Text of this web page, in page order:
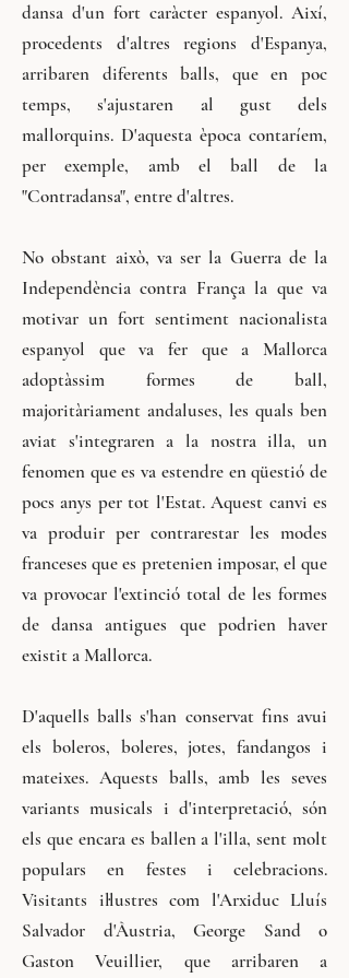
dansa d'un fort caràcter espanyol. Així,
procedents d'altres regions d'Espanya,
arribaren diferents balls, que en poc
temps, s'ajustaren al gust dels
mallorquins. D'aquesta època contaríem,
per exemple, amb el ball de la
"Contradansa", entre d'altres.
No obstant això, va ser la Guerra de la
Independència contra França la que va
motivar un fort sentiment nacionalista
espanyol que va fer que a Mallorca
adoptàssim formes de ball,
majoritàriament andaluses, les quals ben
aviat s'integraren a la nostra illa, un
fenomen que es va estendre en qüestió de
pocs anys per tot l'Estat. Aquest canvi es
va produir per contrarestar les modes
franceses que es pretenien imposar, el que
va provocar l'extinció total de les formes
de dansa antigues que podrien haver
existit a Mallorca.
D'aquells balls s'han conservat fins avui
els boleros, boleres, jotes, fandangos i
mateixes. Aquests balls, amb les seves
variants musicals i d'interpretació, són
els que encara es ballen a l'illa, sent molt
populars en festes i celebracions.
Visitants il·lustres com l'Arxiduc Lluís
Salvador d'Àustria, George Sand o
Gaston Veuillier, que arribaren a